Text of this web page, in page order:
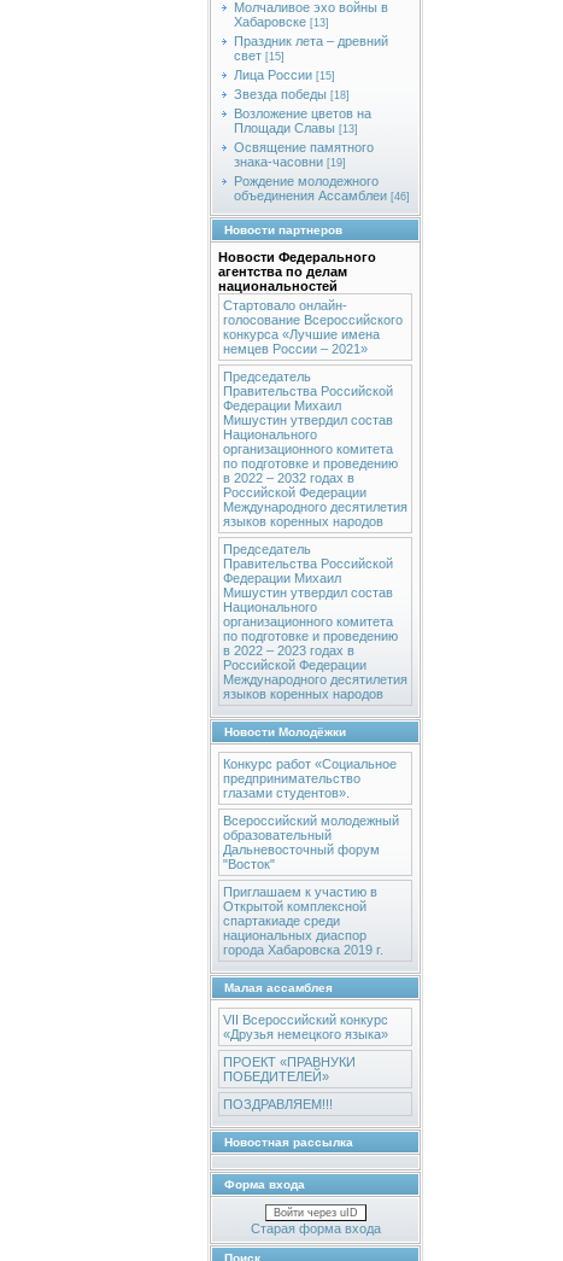
Молчаливое эхо войны в
Хабаровске [13]
Праздник лета – древний
свет [15]
Лица России [15]
Звезда победы [18]
Возложение цветов на
Площади Славы [13]
Освящение памятного
знака-часовни [19]
Рождение молодежного
объединения Ассамблеи [46]
Новости партнеров
Новости Федерального
агентства по делам
национальностей
Стартовало онлайн-
голосование Всероссийского
конкурса «Лучшие имена
немцев России – 2021»
Председатель
Правительства Российской
Федерации Михаил
Мишустин утвердил состав
Национального
организационного комитета
по подготовке и проведению
в 2022 – 2032 годах в
Российской Федерации
Международного десятилетия
языков коренных народов
Председатель
Правительства Российской
Федерации Михаил
Мишустин утвердил состав
Национального
организационного комитета
по подготовке и проведению
в 2022 – 2023 годах в
Российской Федерации
Международного десятилетия
языков коренных народов
Новости Молодёжки
Конкурс работ «Социальное
предпринимательство
глазами студентов».
Всероссийский молодежный
образовательный
Дальневосточный форум
"Восток"
Приглашаем к участию в
Открытой комплексной
спартакиаде среди
национальных диаспор
города Хабаровска 2019 г.
Малая ассамблея
VII Всероссийский конкурс
«Друзья немецкого языка»
ПРОЕКТ «ПРАВНУКИ
ПОБЕДИТЕЛЕЙ»
ПОЗДРАВЛЯЕМ!!!
Новостная рассылка
Форма входа
Войти через uID
Старая форма входа
Поиск